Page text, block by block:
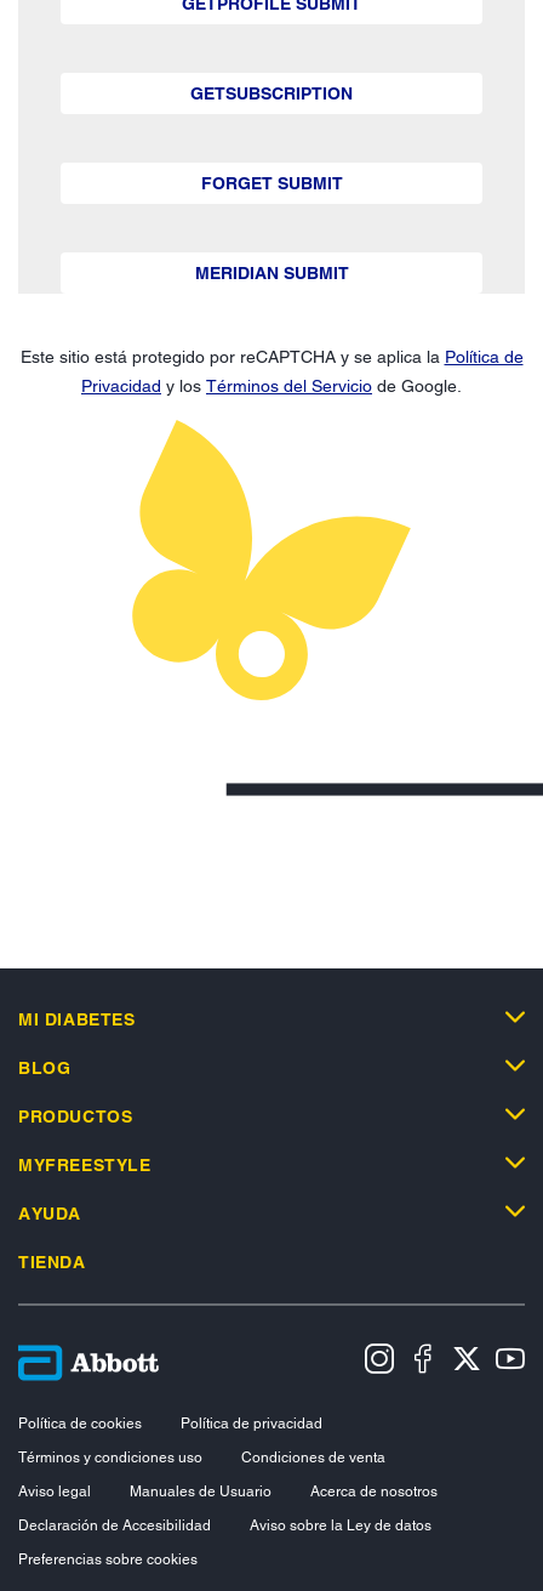
GETSUBSCRIPTION
FORGET SUBMIT
MERIDIAN SUBMIT
Este sitio está protegido por reCAPTCHA y se aplica la Política de
Privacidad y los Términos del Servicio de Google.
MI DIABETES
BLOG
PRODUCTOS
MYFREESTYLE
AYUDA
TIENDA
Política de cookies
Política de privacidad
Términos y condiciones uso
Condiciones de venta
Aviso legal
Manuales de Usuario
Acerca de nosotros
Declaración de Accesibilidad
Aviso sobre la Ley de datos
Preferencias sobre cookies